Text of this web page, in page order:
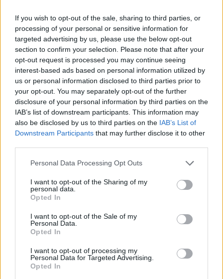
If you wish to opt-out of the sale, sharing to third parties, or
processing of your personal or sensitive information for
targeted advertising by us, please use the below opt-out
section to confirm your selection. Please note that after your
opt-out request is processed you may continue seeing
interest-based ads based on personal information utilized by
us or personal information disclosed to third parties prior to
your opt-out. You may separately opt-out of the further
disclosure of your personal information by third parties on the
IAB’s list of downstream participants. This information may
also be disclosed by us to third parties on the IAB’s List of
Downstream Participants that may further disclose it to other
Personal Data Processing Opt Outs
I want to opt-out of the Sharing of my
personal data.
Opted In
I want to opt-out of the Sale of my
Personal Data.
Opted In
I want to opt-out of processing my
Personal Data for Targeted Advertising.
Opted In
in Via Manzoni alle ore 15 con merenda e
omaggio per tutti i bambini all’arrivo –
L’iniziativa
SARONNO– Il campionato nazionale di
minigolf approda a Saronno domenica 12
giugno. La competizione èvalida per il
campionato nazionale –Scopri di più
: per il ciclo “
L’acqua siAMO
” promosso da Alfa, sabato si parte
dall’approdo dei Calimali alle 15 per una
breve escursioneper famiglie, che si
concluderà alle 18 con lo spettacolo
“Pedalando sull’Olona” e i riciclattolidi
Legambiente –